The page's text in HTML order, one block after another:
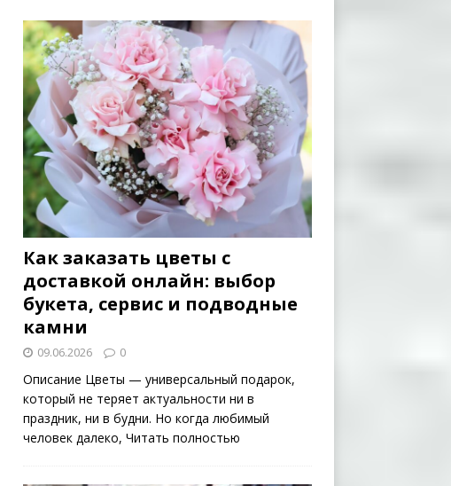
Как заказать цветы с
доставкой онлайн: выбор
букета, сервис и подводные
камни
09.06.2026 0
Описание Цветы — универсальный подарок,
который не теряет актуальности ни в
праздник, ни в будни. Но когда любимый
человек далеко, Читать полностью